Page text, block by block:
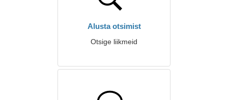
Alusta otsimist
Otsige liikmeid